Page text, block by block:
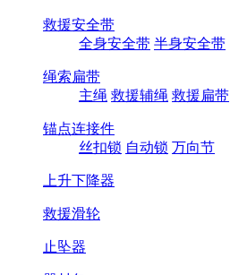
救援安全带
全身安全带 半身安全带
绳索扁带
主绳 救援辅绳 救援扁带
锚点连接件
丝扣锁 自动锁 万向节
上升下降器
救援滑轮
止坠器